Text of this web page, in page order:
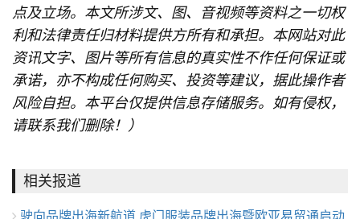
点及立场。本文所涉文、图、音视频等资料之一切权
利和法律责任归材料提供方所有和承担。本网站对此
资讯文字、图片等所有信息的真实性不作任何保证或
承诺，亦不构成任何购买、投资等建议，据此操作者
风险自担。本平台仅提供信息存储服务。如有侵权，
请联系我们删除！）
相关报道